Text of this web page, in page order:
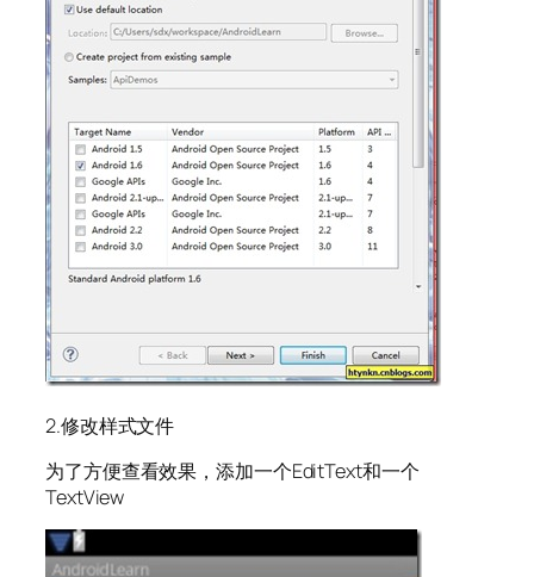
2.修改样式文件
为了方便查看效果，添加一个EditText和一个
TextView